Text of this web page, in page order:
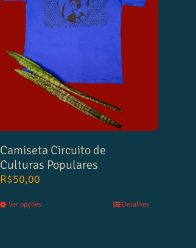
Camiseta Circuito de
Culturas Populares
R$50,00
Ver opções Detalhes